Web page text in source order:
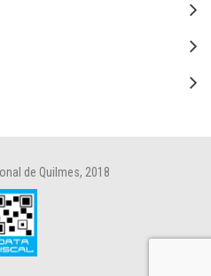
de Quilmes, 2018